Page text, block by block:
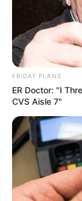
FRIDAY PLANS
ER Doctor: "I
CVS Aisle 7"